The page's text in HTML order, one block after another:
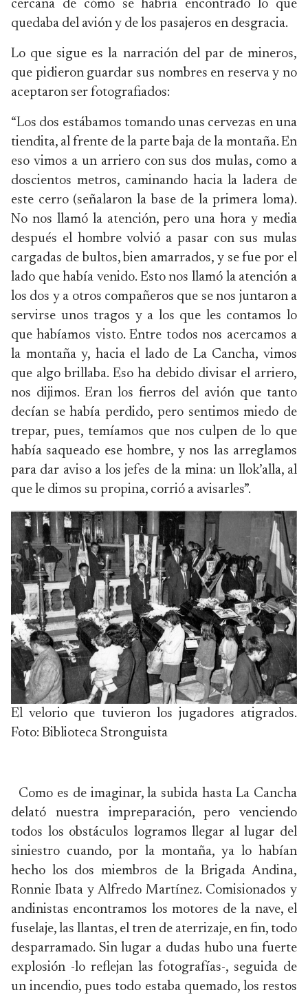
cercana de cómo se habría encontrado lo que
quedaba del avión y de los pasajeros en desgracia.
Lo que sigue es la narración del par de mineros,
que pidieron guardar sus nombres en reserva y no
aceptaron ser fotografiados:
“Los dos estábamos tomando unas cervezas en una
tiendita, al frente de la parte baja de la montaña. En
eso vimos a un arriero con sus dos mulas, como a
doscientos metros, caminando hacia la ladera de
este cerro (señalaron la base de la primera loma).
No nos llamó la atención, pero una hora y media
después el hombre volvió a pasar con sus mulas
cargadas de bultos, bien amarrados, y se fue por el
lado que había venido. Esto nos llamó la atención a
los dos y a otros compañeros que se nos juntaron a
servirse unos tragos y a los que les contamos lo
que habíamos visto. Entre todos nos acercamos a
la montaña y, hacia el lado de La Cancha, vimos
que algo brillaba. Eso ha debido divisar el arriero,
nos dijimos. Eran los fierros del avión que tanto
decían se había perdido, pero sentimos miedo de
trepar, pues, temíamos que nos culpen de lo que
había saqueado ese hombre, y nos las arreglamos
para dar aviso a los jefes de la mina: un llok’alla, al
que le dimos su propina, corrió a avisarles”.
El velorio que tuvieron los jugadores atigrados.
Foto: Biblioteca Stronguista
Como es de imaginar, la subida hasta La Cancha
delató nuestra impreparación, pero venciendo
todos los obstáculos logramos llegar al lugar del
siniestro cuando, por la montaña, ya lo habían
hecho los dos miembros de la Brigada Andina,
Ronnie Ibata y Alfredo Martínez. Comisionados y
andinistas encontramos los motores de la nave, el
fuselaje, las llantas, el tren de aterrizaje, en fin, todo
desparramado. Sin lugar a dudas hubo una fuerte
explosión -lo reflejan las fotografías-, seguida de
un incendio, pues todo estaba quemado, los restos